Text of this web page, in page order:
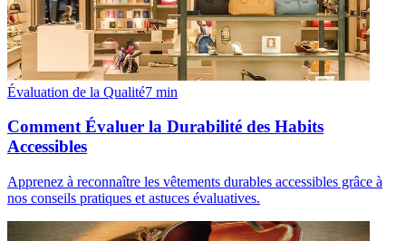
Évaluation de la Qualité7 min
Comment Évaluer la Durabilité des Habits
Accessibles
Apprenez à reconnaître les vêtements durables accessibles grâce à
nos conseils pratiques et astuces évaluatives.